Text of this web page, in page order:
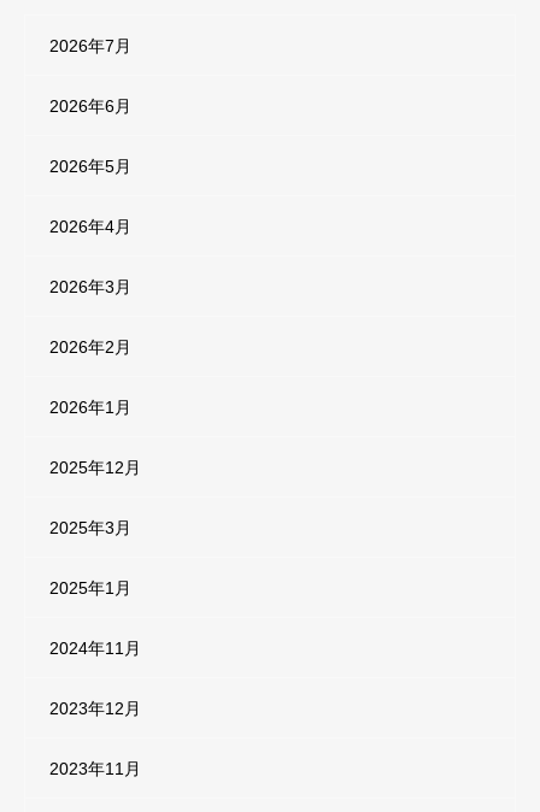
2026年7月
2026年6月
2026年5月
2026年4月
2026年3月
2026年2月
2026年1月
2025年12月
2025年3月
2025年1月
2024年11月
2023年12月
2023年11月